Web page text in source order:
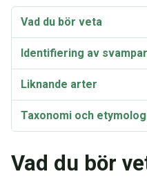
Vad du bör veta
Identifiering av svampar
Liknande arter
Taxonomi och
Vad du bör